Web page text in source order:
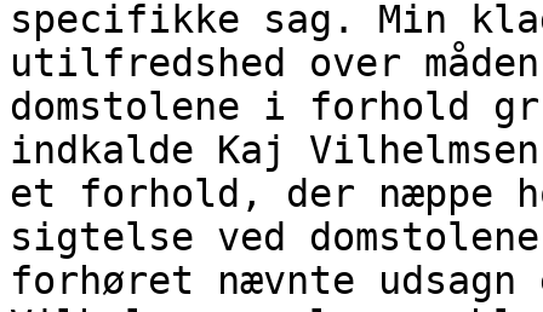
specifikke sag. Min
utilfredshed over
domstolene i forhold
indkalde Kaj
et forhold, der
sigtelse ved
forhøret nævnte